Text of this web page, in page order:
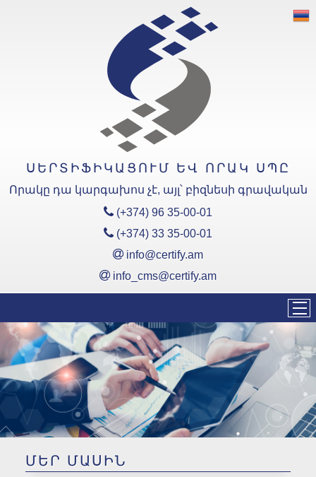
«Սերտիֆիկացում և Որակ»
Սերտիֆիկացման Մարմնի
Հավատարմագրման ոլորտ
ՀՀ ՏԿ
Հավատարմագրման ոլորտ
Սերտիֆիկացման Մարմնի
Հավատարմագրման
ԿՀՍՄ Հավատարմագրման
ոլորտ
ՍԵՐՏԻՖԻԿԱՑՈՒՄ ԵՎ ՈՐԱԿ ՍՊԸ
Որակը դա կարգախոս չէ, այլ՝ բիզնեսի գրավական
(+374) 96 35-00-01
(+374) 33 35-00-01
info@certify.am
info_cms@certify.am
ՄԵՐ ՄԱՍԻՆ